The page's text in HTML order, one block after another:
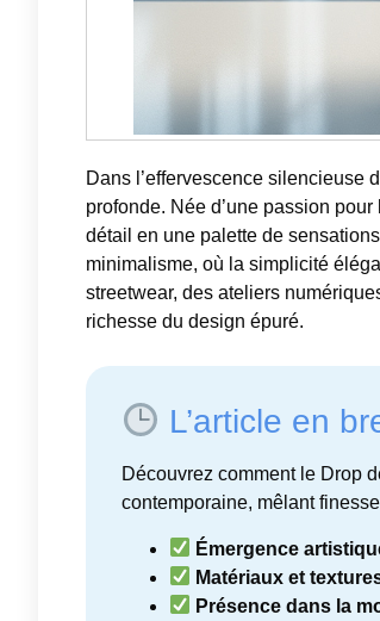
Dans l’effervescence silencieuse
profonde. Née d’une passion
détail en une palette de
minimalisme, où la simplicité
streetwear, des ateliers
richesse du design épuré.
L’article en
Découvrez comment le Drop
contemporaine, mêlant
Émergence
Matériaux et
Présence dans la